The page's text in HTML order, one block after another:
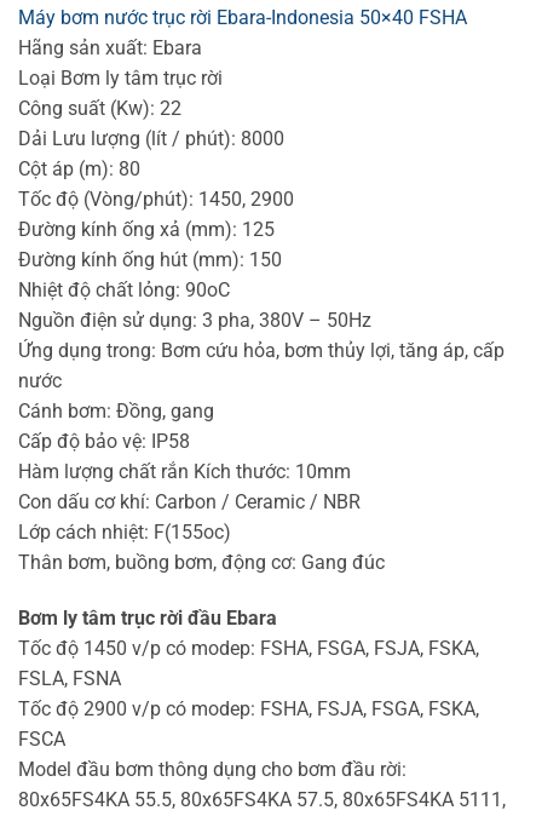
Máy bơm nước trục rời Ebara-Indonesia 50×40 FSHA
Hãng sản xuất: Ebara
Loại Bơm ly tâm trục rời
Công suất (Kw): 22
Dải Lưu lượng (lít / phút): 8000
Cột áp (m): 80
Tốc độ (Vòng/phút): 1450, 2900
Đường kính ống xả (mm): 125
Đường kính ống hút (mm): 150
Nhiệt độ chất lỏng: 90oC
Nguồn điện sử dụng: 3 pha, 380V – 50Hz
Ứng dụng trong: Bơm cứu hỏa, bơm thủy lợi, tăng áp, cấp
nước
Cánh bơm: Đồng, gang
Cấp độ bảo vệ: IP58
Hàm lượng chất rắn Kích thước: 10mm
Con dấu cơ khí: Carbon / Ceramic / NBR
Lớp cách nhiệt: F(155oc)
Thân bơm, buồng bơm, động cơ: Gang đúc
Bơm ly tâm trục rời đầu Ebara
Tốc độ 1450 v/p có modep: FSHA, FSGA, FSJA, FSKA,
FSLA, FSNA
Tốc độ 2900 v/p có modep: FSHA, FSJA, FSGA, FSKA,
FSCA
Model đầu bơm thông dụng cho bơm đầu rời:
80x65FS4KA 55.5, 80x65FS4KA 57.5, 80x65FS4KA 5111,